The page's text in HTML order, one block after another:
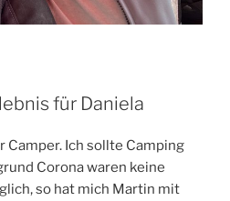
für Daniela
Camper. Ich sollte Camping
Corona waren keine
so hat mich Martin mit